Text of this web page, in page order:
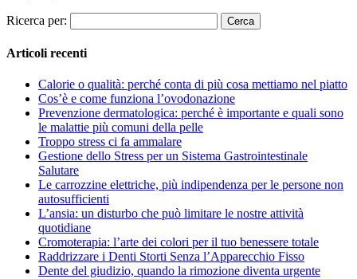
Ricerca per:
Articoli recenti
Calorie o qualità: perché conta di più cosa mettiamo nel piatto
Cos’è e come funziona l’ovodonazione
Prevenzione dermatologica: perché è importante e quali sono
le malattie più comuni della pelle
Troppo stress ci fa ammalare
Gestione dello Stress per un Sistema Gastrointestinale
Salutare
Le carrozzine elettriche, più indipendenza per le persone non
autosufficienti
L’ansia: un disturbo che può limitare le nostre attività
quotidiane
Cromoterapia: l’arte dei colori per il tuo benessere totale
Raddrizzare i Denti Storti Senza l’Apparecchio Fisso
Dente del giudizio, quando la rimozione diventa urgente